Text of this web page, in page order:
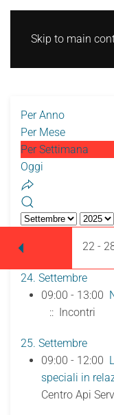
Skip to main
Per Anno
Per Mese
Per Settimana
Oggi
22 -
24. Settembre
09:00 - 13:00
:: Incontri
25. Settembre
09:00 - 12:00
speciali in
Centro Api